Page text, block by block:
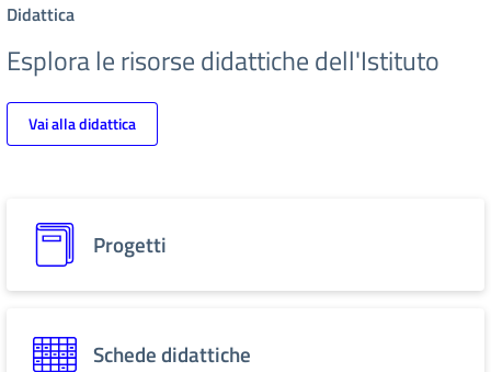
Didattica
Esplora le risorse didattiche dell'Istituto
Vai alla didattica
Progetti
Schede didattiche